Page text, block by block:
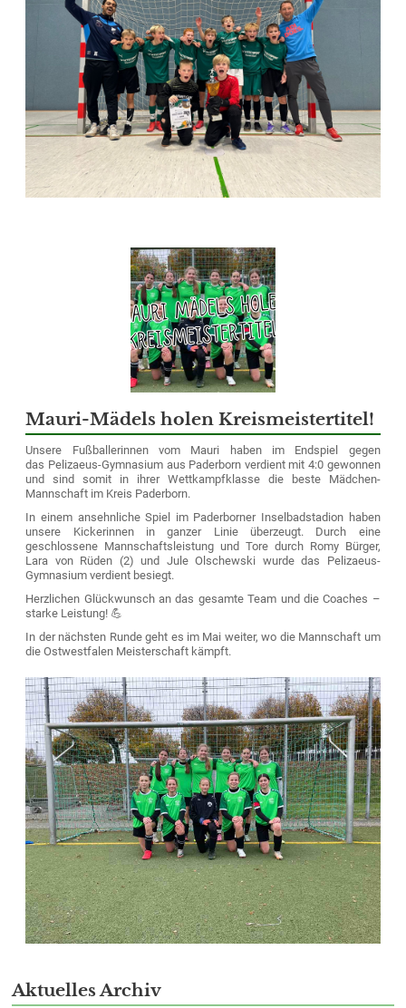
Mauri-Mädels holen Kreismeistertitel!
Unsere Fußballerinnen vom Mauri haben im Endspiel gegen
das Pelizaeus-Gymnasium aus Paderborn verdient mit 4:0 gewonnen
und sind somit in ihrer Wettkampfklasse die beste Mädchen-
Mannschaft im Kreis Paderborn.
In einem ansehnliche Spiel im Paderborner Inselbadstadion haben
unsere Kickerinnen in ganzer Linie überzeugt. Durch eine
geschlossene Mannschaftsleistung und Tore durch Romy Bürger,
Lara von Rüden (2) und Jule Olschewski wurde das Pelizaeus-
Gymnasium verdient besiegt.
Herzlichen Glückwunsch an das gesamte Team und die Coaches –
starke Leistung! 💪
In der nächsten Runde geht es im Mai weiter, wo die Mannschaft um
die Ostwestfalen Meisterschaft kämpft.
Aktuelles Archiv